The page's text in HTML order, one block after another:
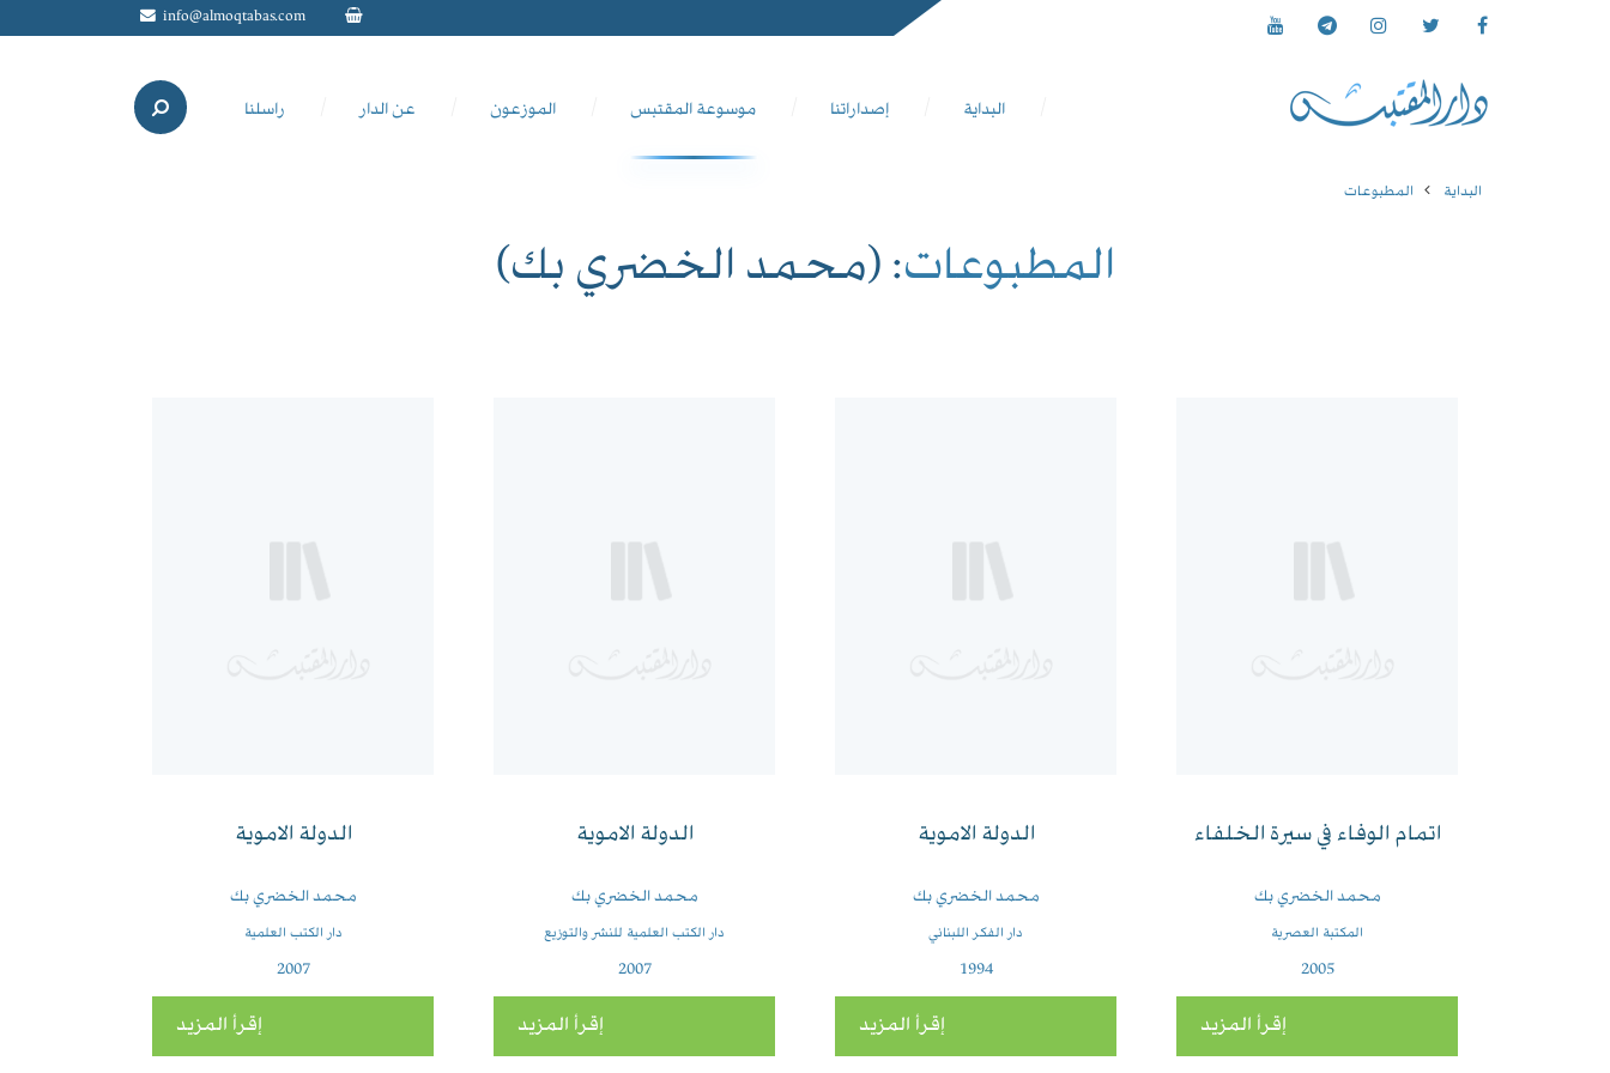
info@almoqtabas.com
البداية إصداراتنا موسوعة المقتبس الموزعون عن الدار راسلنا
البداية المطبوعات
المطبوعات: (محمد الخضري بك)
اتمام الوفاء في سيرة الخلفاء
محمد الخضري بك
المكتبة العصرية
2005
إقرأ المزيد
الدولة الاموية
محمد الخضري بك
دار الفكر اللبناني
1994
إقرأ المزيد
الدولة الاموية
محمد الخضري بك
دار الكتب العلمية للنشر والتوزيع
2007
إقرأ المزيد
الدولة الاموية
محمد الخضري بك
دار الكتب العلمية
2007
إقرأ المزيد